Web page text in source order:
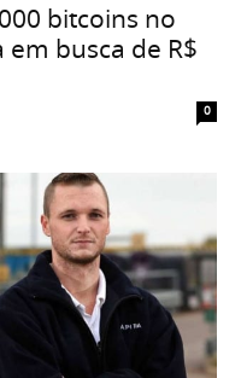
bitcoins no
busca de R$
0